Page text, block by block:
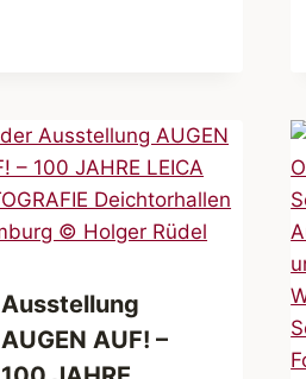
Ausstellung
AUGEN AUF! –